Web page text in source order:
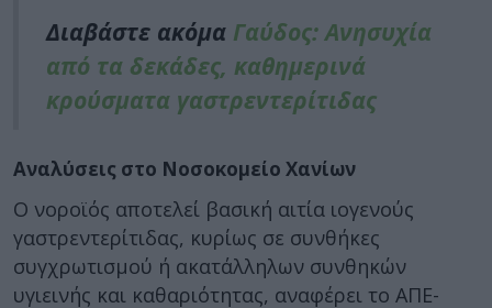
Διαβάστε ακόμα Γαύδος: Ανησυχία
από τα δεκάδες, καθημερινά
κρούσματα γαστρεντερίτιδας
Αναλύσεις στο Νοσοκομείο Χανίων
Ο νοροϊός αποτελεί βασική αιτία ιογενούς
γαστρεντερίτιδας, κυρίως σε συνθήκες
συγχρωτισμού ή ακατάλληλων συνθηκών
υγιεινής και καθαριότητας, αναφέρει το ΑΠΕ-